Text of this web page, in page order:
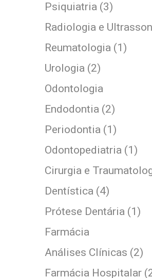
Psiquiatria (3)
Radiologia e
Reumatologia (1)
Urologia (2)
Odontologia
Endodontia (2)
Periodontia (1)
Odontopediatria (1)
Cirurgia e
Dentística (4)
Prótese Dentária (1)
Farmácia
Análises Clínicas (2)
Farmácia Hospitalar